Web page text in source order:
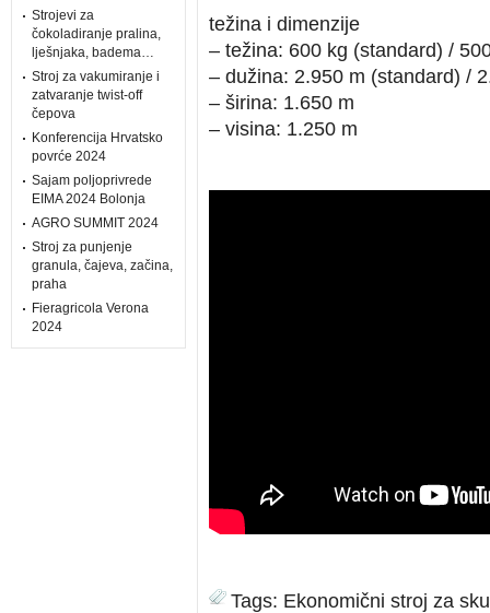
Strojevi za
čokoladiranje pralina,
lješnjaka, badema…
Stroj za vakumiranje i
zatvaranje twist-off
čepova
Konferencija Hrvatsko
povrće 2024
Sajam poljoprivrede
EIMA 2024 Bolonja
AGRO SUMMIT 2024
Stroj za punjenje
granula, čajeva, začina,
praha
Fieragricola Verona
2024
težina i dimenzije
– težina: 600 kg (standard) /
– dužina: 2.950 m (standard) /
– širina: 1.650 m
– visina: 1.250 m
Tags: Ekonomični stroj za